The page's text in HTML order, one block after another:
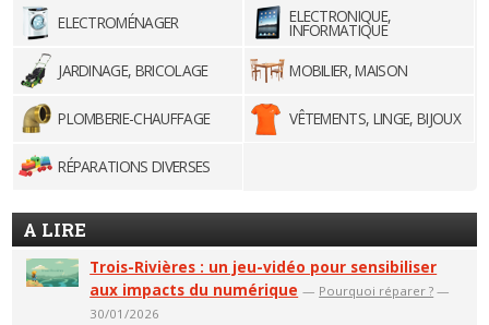
ELECTROMÉNAGER ELECTRONIQUE,
INFORMATIQUE
JARDINAGE, BRICOLAGE
MOBILIER, MAISON
PLOMBERIE-CHAUFFAGE VÊTEMENTS, LINGE, BIJOUX
RÉPARATIONS DIVERSES
A LIRE
Trois-Rivières : un jeu-vidéo pour sensibiliser
aux impacts du numérique — Pourquoi réparer ? —
30/01/2026